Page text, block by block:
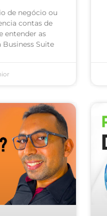
de negócio ou
contas de
entender as
Suite